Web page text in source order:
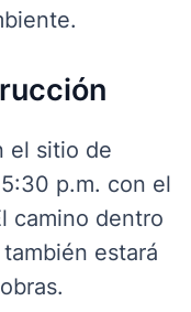
el sitio de
p.m. con el
camino dentro
estará